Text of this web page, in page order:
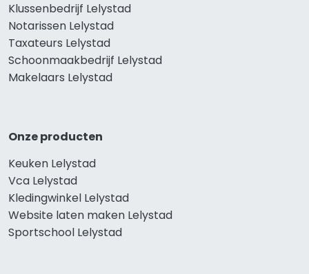
Klussenbedrijf Lelystad
Notarissen Lelystad
Taxateurs Lelystad
Schoonmaakbedrijf Lelystad
Makelaars Lelystad
Onze producten
Keuken Lelystad
Vca Lelystad
Kledingwinkel Lelystad
Website laten maken Lelystad
Sportschool Lelystad